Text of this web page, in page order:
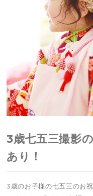
3歳七五三撮影
あり！
3歳のお子様の七五三のお